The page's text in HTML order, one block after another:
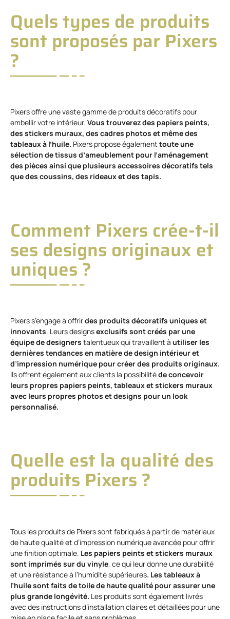
Quels types de produits
sont proposés par Pixers
?
Pixers offre une vaste gamme de produits décoratifs pour
embellir votre intérieur. Vous trouverez des papiers peints,
des stickers muraux, des cadres photos et même des
tableaux à l’huile. Pixers propose également toute une
sélection de tissus d’ameublement pour l’aménagement
des pièces ainsi que plusieurs accessoires décoratifs tels
que des coussins, des rideaux et des tapis.
Comment Pixers crée-t-il
ses designs originaux et
uniques ?
Pixers s’engage à offrirdes produits décoratifs uniques et
innovants. Leurs designsexclusifs sont créés par une
équipe de designers talentueux qui travaillent à utiliser les
dernières tendances en matière de design intérieur et
d’impression numérique pour créer des produits originaux.
Ils offrent également aux clients la possibilitéde concevoir
leurs propres papiers peints, tableaux et stickers muraux
avec leurs propres photos et designs pour un look
personnalisé.
Quelle est la qualité des
produits Pixers ?
Tous les produits de Pixers sont fabriqués à partir de matériaux
de haute qualité et d’impression numérique avancée pour offrir
une finition optimale. Les papiers peints et stickers muraux
sont imprimés sur du vinyle, ce qui leur donne une durabilité
et une résistance à l’humidité supérieures. Les tableaux à
l’huile sont faits de toile de haute qualité pour assurer une
plus grande longévité. Les produits sont également livrés
avec des instructions d’installation claires et détaillées pour une